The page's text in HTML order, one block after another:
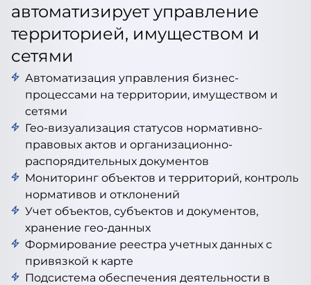
автоматизирует управление
территорией, имуществом и
сетями
Автоматизация управления бизнес-
процессами на территории, имуществом и
сетями
Гео-визуализация статусов нормативно-
правовых актов и организационно-
распорядительных документов
Мониторинг объектов и территорий, контроль
нормативов и отклонений
Учет объектов, субъектов и документов,
хранение гео-данных
Формирование реестра учетных данных с
привязкой к карте
Подсистема обеспечения деятельности в